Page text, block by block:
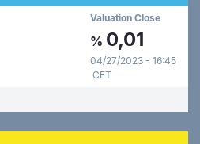
Valuation Close
% 0,01
04/27/2023 - 16:45
CET